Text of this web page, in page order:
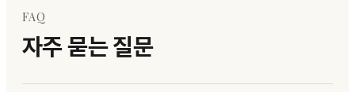
FAQ
자주 묻는 질문